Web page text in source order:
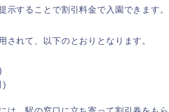
することで割引料金で入園できます。
れて、以下のとおりとなります。
)